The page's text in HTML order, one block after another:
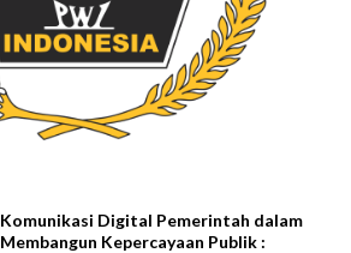
Komunikasi Digital Pemerintah dalam
Membangun Kepercayaan Publik :